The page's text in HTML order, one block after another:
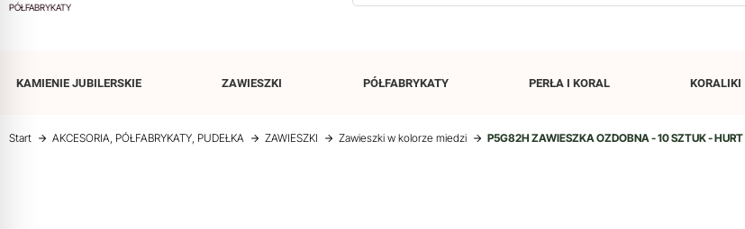
PÓŁFABRYKATY
KAMIENIE JUBILERSKIE ZAWIESZKI PÓŁFABRYKATY PERŁA I KORAL KORALIKI
Start AKCESORIA, PÓŁFABRYKATY, PUDEŁKA ZAWIESZKI Zawieszki w kolorze miedzi P5G82H ZAWIESZKA OZDOBNA - 10 SZTUK - HURT